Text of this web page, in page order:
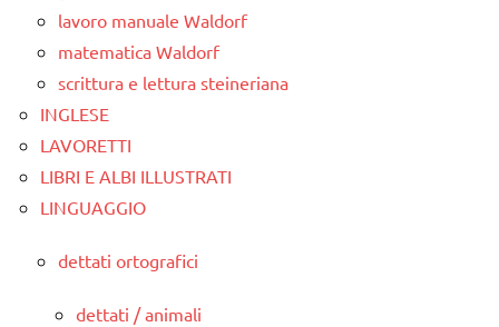
lavoro manuale Waldorf
matematica Waldorf
scrittura e lettura steineriana
INGLESE
LAVORETTI
LIBRI E ALBI ILLUSTRATI
LINGUAGGIO
dettati ortografici
dettati / animali